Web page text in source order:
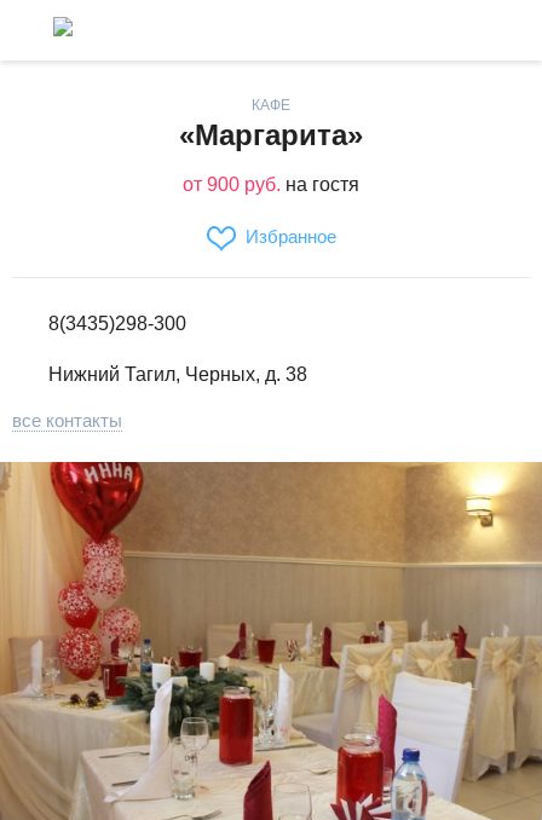
КАФЕ
«Маргарита»
от 900 руб. на гостя
Избранное
8(3435)298-300
Нижний Тагил, Черных, д. 38
все контакты